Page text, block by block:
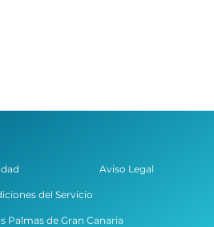
Aviso Legal
del Servicio
Palmas de Gran Canaria